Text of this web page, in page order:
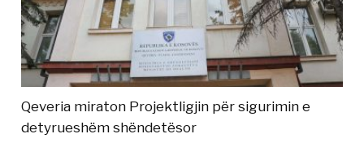
Qeveria miraton Projektligjin për sigurimin e
detyrueshëm shëndetësor